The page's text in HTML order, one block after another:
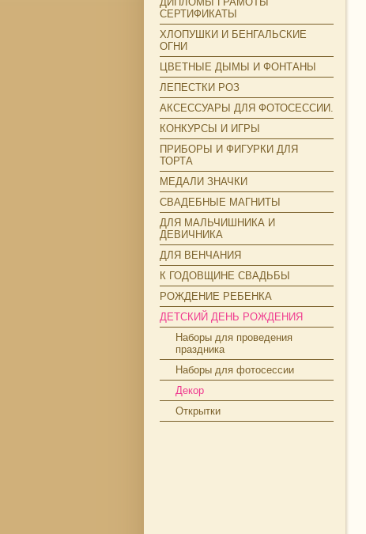
СЕРТИФИКАТЫ
ХЛОПУШКИ И БЕНГАЛЬСКИЕ
ОГНИ
ЦВЕТНЫЕ ДЫМЫ И ФОНТАНЫ
ЛЕПЕСТКИ РОЗ
АКСЕССУАРЫ ДЛЯ ФОТОСЕССИИ.
КОНКУРСЫ И ИГРЫ
ПРИБОРЫ И ФИГУРКИ ДЛЯ
ТОРТА
МЕДАЛИ ЗНАЧКИ
СВАДЕБНЫЕ МАГНИТЫ
ДЛЯ МАЛЬЧИШНИКА И
ДЕВИЧНИКА
ДЛЯ ВЕНЧАНИЯ
К ГОДОВЩИНЕ СВАДЬБЫ
РОЖДЕНИЕ РЕБЕНКА
ДЕТСКИЙ ДЕНЬ РОЖДЕНИЯ
Наборы для проведения
праздника
Наборы для фотосессии
Декор
Открытки